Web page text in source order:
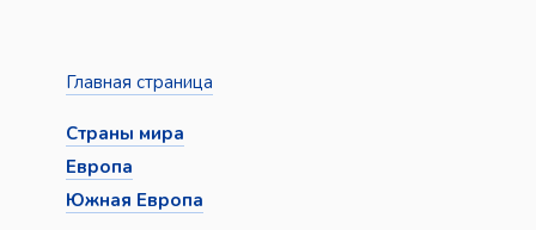
Главная страница
Страны мира
Европа
Южная Европа